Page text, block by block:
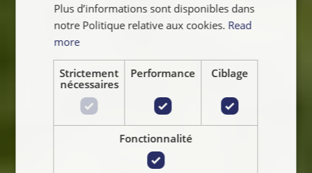
Plus d’informations sont disponibles dans
notre Politique relative aux cookies. Read
more
Strictement
nécessaires
Performance Ciblage
Fonctionnalité